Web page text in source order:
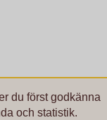
du först godkänna
och statistik.